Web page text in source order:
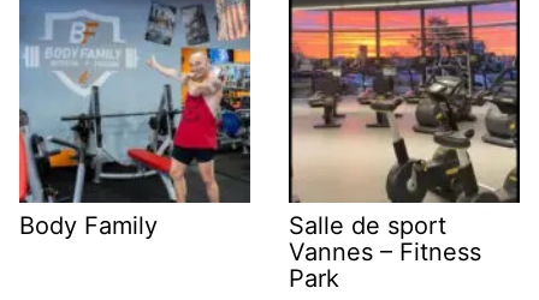
Body Family
Salle de sport
Vannes – Fitness
Park